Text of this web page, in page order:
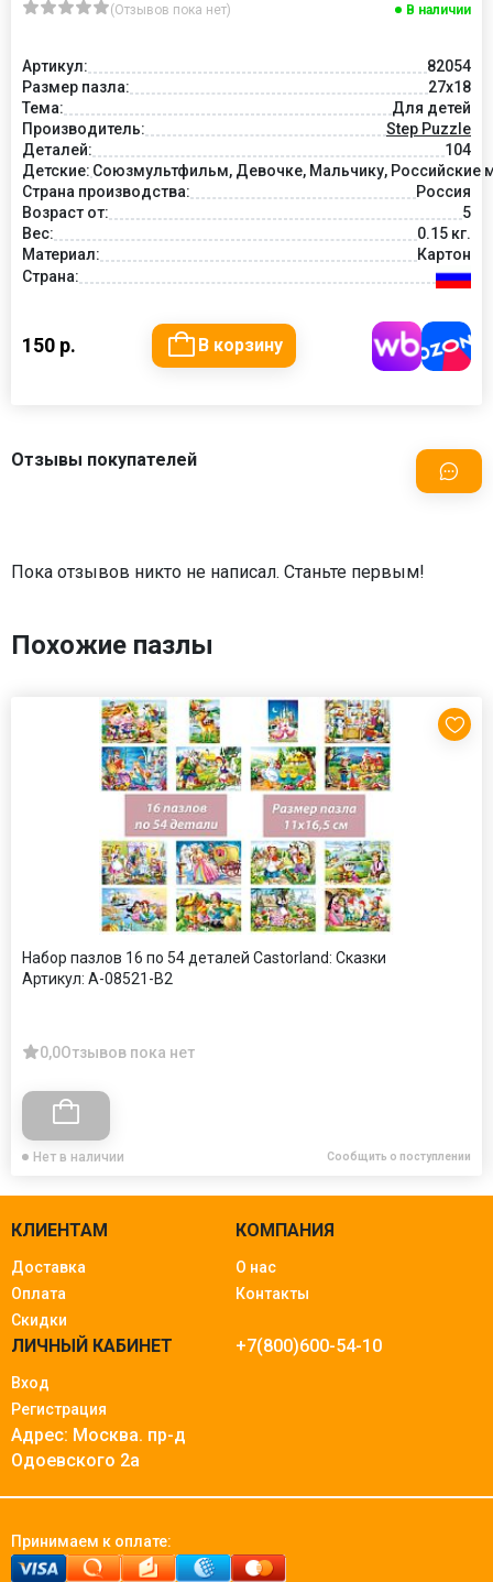
(Отзывов пока нет) В наличии
Артикул:
82054
Размер пазла:
27x18
Тема:
Для детей
Производитель:
Step Puzzle
Деталей:
104
Детские: Союзмультфильм, Девочке, Мальчику, Российские
Страна производства:
Россия
Возраст от:
5
Вес:
0.15 кг.
Материал:
Картон
Страна:
150 р. В корзину
Отзывы покупателей
Пока отзывов никто не написал. Станьте первым!
Похожие пазлы
Набор пазлов 16 по 54 деталей Castorland: Сказки
Артикул: A-08521-B2
0,0Отзывов пока нет
Нет в наличии Сообщить о поступлении
КЛИЕНТАМ
Доставка
Оплата
Скидки
КОМПАНИЯ
О нас
Контакты
ЛИЧНЫЙ КАБИНЕТ
Вход
Регистрация
+7(800)600-54-10
Адрес: Москва. пр-д
Одоевского 2а
Принимаем к оплате: